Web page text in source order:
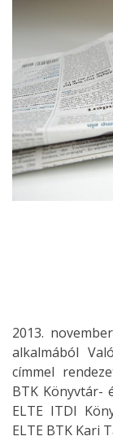
2013.
alkalmából
címmel
BTK Könyvtár-
ELTE ITDI
ELTE BTK Kari